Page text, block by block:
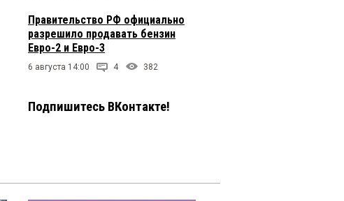
Правительство РФ официально
разрешило продавать бензин
Евро-2 и Евро-3
6 августа 14:00 4 382
Подпишитесь ВКонтакте!